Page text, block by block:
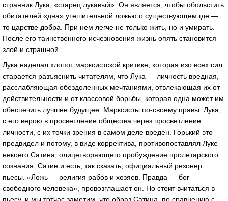
странник Лука, «старец лукавый». Он является, чтобы обольстить
обитателей «дна» утешительной ложью о существующем где —
то царстве добра. При нем легче не только жить, но и умирать.
После его таинственного исчезновения жизнь опять становится
злой и страшной.
Лука наделал хлопот марксистской критике, которая изо всех сил
старается разъяснить читателям, что Лука — личность вредная,
расслабляющая обездоленных мечтаниями, отвлекающая их от
действительности и от классовой борьбы, которая одна может им
обеспечить лучшее будущее. Марксисты по-своему правы: Лука,
с его верою в просветление общества через просветление
личности, с их точки зрения в самом деле вреден. Горький это
предвидел и потому, в виде корректива, противопоставлял Луке
некоего Сатина, олицетворяющего пробуждение пролетарского
сознания. Сатин и есть, так сказать, официальный резонер
пьесы. «Ложь — религия рабов и хозяев. Правда — бог
свободного человека», провозглашает он. Но стоит вчитаться в